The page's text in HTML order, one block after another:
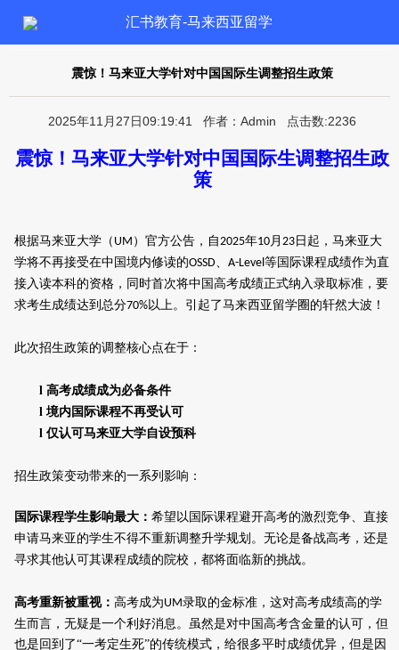
汇书教育-马来西亚留学
震惊！马来亚大学针对中国国际生调整招生政策
2025年11月27日09:19:41 作者：Admin 点击数:2236
震惊！马来亚大学针对中国国际生调整招生政
策
根据马来亚大学（ UM ） 官方公告，自2025年10月 23 日起，马来亚大
学将不再接受在中国境内修读的OSSD、 A-Level等国际课程成绩作为直
接入读本科的资格，同时首次将中国高考成绩正式纳入录取标准，要
求考生成绩达到总分70%以上。 引起了马来西亚留学圈的轩然大波！
此次招生政策的调整核心点在于：
l 高考成绩成为必备条件
l 境内国际课程不再受认可
l 仅认可马来亚大学自设预科
招生政策变动带来的一系列影响：
国际课程学生影响最大： 希望以国际课程避开高考的激烈竞争、直接
申请马来亚的学生不得不重新调整升学规划。无论是备战高考，还是
寻求其他认可其课程成绩的院校，都将面临新的挑战。
高考重新被重视： 高考成为UM录取的金标准，这对高考成绩高的学
生而言，无疑是一个利好消息。虽然是对中国高考含金量的认可，但
也是回到了“一考定生死”的传统模式，给很多平时成绩优异，但是因